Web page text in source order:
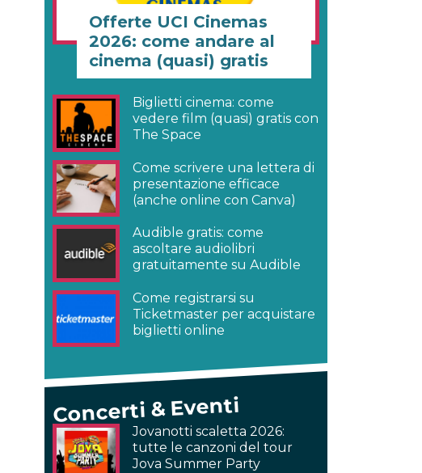
Offerte UCI Cinemas
2026: come andare al
cinema (quasi) gratis
Biglietti cinema: come
vedere film (quasi) gratis con
The Space
Come scrivere una lettera di
presentazione efficace
(anche online con Canva)
Audible gratis: come
ascoltare audiolibri
gratuitamente su Audible
Come registrarsi su
Ticketmaster per acquistare
biglietti online
Concerti & Eventi
Jovanotti scaletta 2026:
tutte le canzoni del tour
Jova Summer Party